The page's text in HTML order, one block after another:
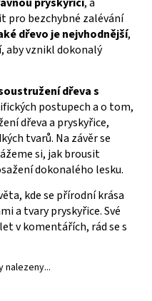
pro bezchybné zalévání
dřevo je nejvhodnější,
aby vznikl dokonalý
dřeva s
postupech a o tom,
dřeva a pryskyřice,
tvarů. Na závěr se
si, jak brousit
dokonalého lesku.
kde se přírodní krása
a tvary pryskyřice. Své
v komentářích, rád se s
nalezeny...